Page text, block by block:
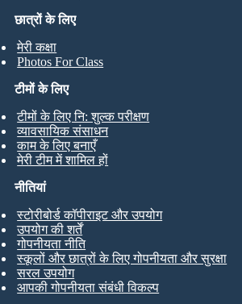
छात्रों के लिए
मेरी कक्षा
Photos For Class
टीमों के लिए
टीमों के लिए नि: शुल्क परीक्षण
व्यावसायिक संसाधन
काम के लिए बनाएँ
मेरी टीम में शामिल हों
नीतियां
स्टोरीबोर्ड कॉपीराइट और उपयोग
उपयोग की शर्तें
गोपनीयता नीति
स्कूलों और छात्रों के लिए गोपनीयता और सुरक्षा
सरल उपयोग
आपकी गोपनीयता संबंधी विकल्प